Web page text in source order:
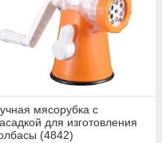
мясорубка с
для изготовления
(4842)